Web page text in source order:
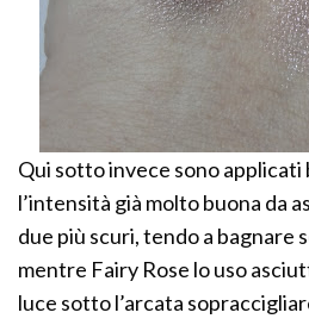
Qui sotto invece sono applicati
l’intensità già molto buona da
due più scuri, tendo a bagnare
mentre Fairy Rose lo uso
luce sotto l’arcata